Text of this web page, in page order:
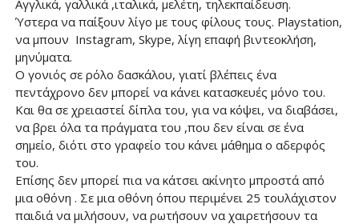
Αγγλικά, γαλλικά ,ιταλικά, μελέτη, τηλεκπαίδευση.
Ύστερα να παίξουν λίγο με τους φίλους τους. Playstation,
να μπουν Instagram, Skype, λίγη επαφή βιντεοκλήση,
μηνύματα.
Ο γονιός σε ρόλο δασκάλου, γιατί βλέπεις ένα
πεντάχρονο δεν μπορεί να κάνει κατασκευές μόνο του.
Και θα σε χρειαστεί δίπλα του, για να κόψει, να διαβάσει,
να βρει όλα τα πράγματα του ,που δεν είναι σε ένα
σημείο, διότι στο γραφείο του κάνει μάθημα ο αδερφός
του.
Επίσης δεν μπορεί πια να κάτσει ακίνητο μπροστά από
μια οθόνη . Σε μια οθόνη όπου περιμένει 25 τουλάχιστον
παιδιά να μιλήσουν, να ρωτήσουν να χαιρετήσουν τα